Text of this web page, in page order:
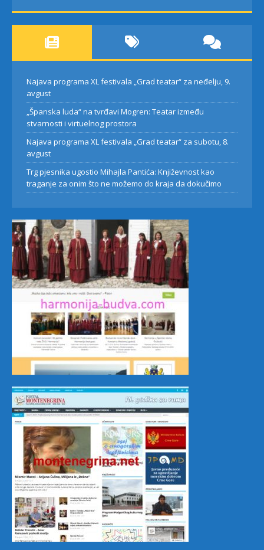
Najava programa XL festivala „Grad teatar“ za neđelju, 9.
avgust
„Španska luda“ na tvrđavi Mogren: Teatar između
stvarnosti i virtuelnog prostora
Najava programa XL festivala „Grad teatar“ za subotu, 8.
avgust
Trg pjesnika ugostio Mihajla Pantića: Književnost kao
traganje za onim što ne možemo do kraja da dokučimo